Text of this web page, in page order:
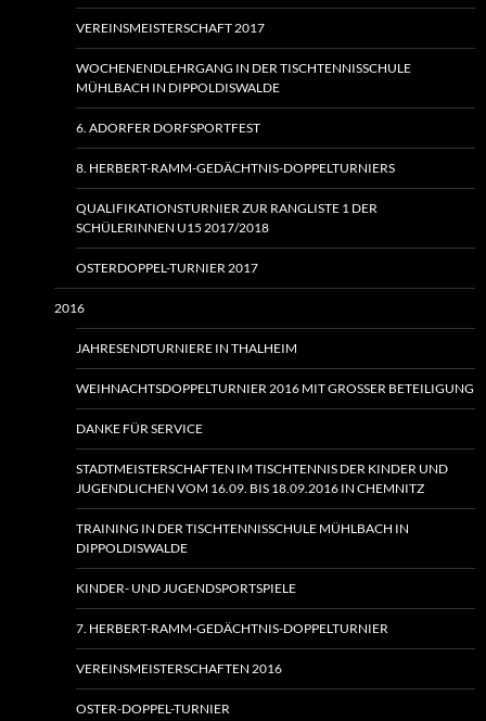
VEREINSMEISTERSCHAFT 2017
WOCHENENDLEHRGANG IN DER TISCHTENNISSCHULE
MÜHLBACH IN DIPPOLDISWALDE
6. ADORFER DORFSPORTFEST
8. HERBERT-RAMM-GEDÄCHTNIS-DOPPELTURNIERS
QUALIFIKATIONSTURNIER ZUR RANGLISTE 1 DER
SCHÜLERINNEN U15 2017/2018
OSTERDOPPEL-TURNIER 2017
2016
JAHRESENDTURNIERE IN THALHEIM
WEIHNACHTSDOPPELTURNIER 2016 MIT GROSSER BETEILIGUNG
DANKE FÜR SERVICE
STADTMEISTERSCHAFTEN IM TISCHTENNIS DER KINDER UND
JUGENDLICHEN VOM 16.09. BIS 18.09.2016 IN CHEMNITZ
TRAINING IN DER TISCHTENNISSCHULE MÜHLBACH IN
DIPPOLDISWALDE
KINDER- UND JUGENDSPORTSPIELE
7. HERBERT-RAMM-GEDÄCHTNIS-DOPPELTURNIER
VEREINSMEISTERSCHAFTEN 2016
OSTER-DOPPEL-TURNIER